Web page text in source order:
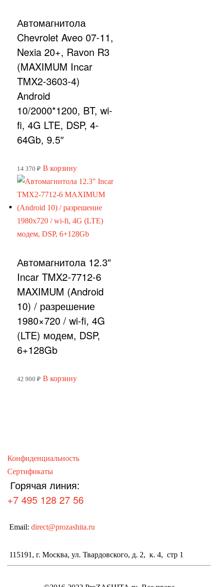
Автомагнитола
Chevrolet Aveo 07-11,
Nexia 20+, Ravon R3
(MAXIMUM Incar
TMX2-3603-4)
Android
10/2000*1200, BT, wi-
fi, 4G LTE, DSP, 4-
64Gb, 9.5″
14 370 ₽ В корзину
Автомагнитола 12.3″
Incar TMX2-7712-6
MAXIMUM (Android
10) / разрешение
1980×720 / wi-fi, 4G
(LTE) модем, DSP,
6+128Gb
42 900 ₽ В корзину
Конфиденциальность
Сертификаты
Горячая линия:
+7 495 128 27 56
Email: direct@prozashita.ru
115191, г. Москва, ул. Твардовского, д. 2, к. 4, стр 1